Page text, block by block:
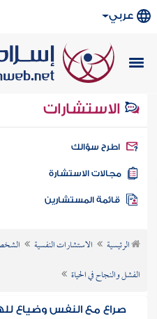
عربي
الاستشارات
سؤالك
الاستشارة
الرئيسية الاستشارات النفسية
الفشل والنجاح في الحياة
صراع مع النفس وضياع